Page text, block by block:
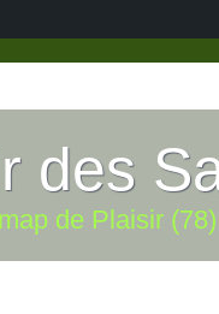
des
de Plaisir (78)